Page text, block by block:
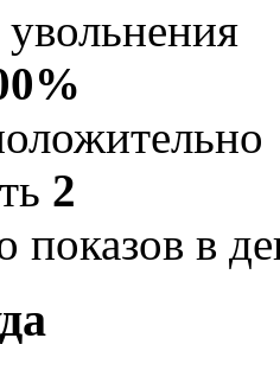
увольнения
2
показов в